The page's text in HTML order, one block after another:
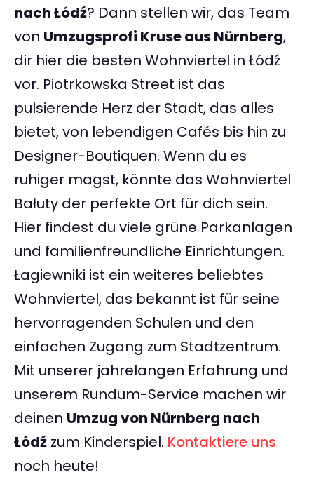
nach Łódź? Dann stellen wir, das Team
von Umzugsprofi Kruse aus Nürnberg,
dir hier die besten Wohnviertel in Łódź
vor. Piotrkowska Street ist das
pulsierende Herz der Stadt, das alles
bietet, von lebendigen Cafés bis hin zu
Designer-Boutiquen. Wenn du es
ruhiger magst, könnte das Wohnviertel
Bałuty der perfekte Ort für dich sein.
Hier findest du viele grüne Parkanlagen
und familienfreundliche Einrichtungen.
Łagiewniki ist ein weiteres beliebtes
Wohnviertel, das bekannt ist für seine
hervorragenden Schulen und den
einfachen Zugang zum Stadtzentrum.
Mit unserer jahrelangen Erfahrung und
unserem Rundum-Service machen wir
deinen Umzug von Nürnberg nach
Łódź zum Kinderspiel. Kontaktiere uns
noch heute!